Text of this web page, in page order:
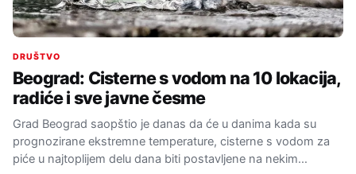
DRUŠTVO
Beograd: Cisterne s vodom na 10 lokacija,
radiće i sve javne česme
Grad Beograd saopštio je danas da će u danima kada su
prognozirane ekstremne temperature, cisterne s vodom za
piće u najtoplijem delu dana biti postavljene na nekim…